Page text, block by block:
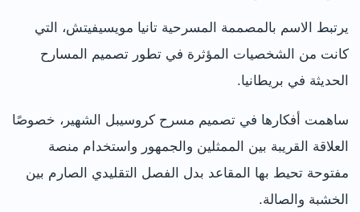
يرتبط الاسم بالمصممة المسرحية تانيا مويسيفيتش، التي
كانت من الشخصيات المؤثرة في تطور تصميم المسارح
الحديثة في بريطانيا.
ساهمت أفكارها في تصميم مسرح كروسيبل الشهير، خصوصًا
العلاقة القريبة بين الممثلين والجمهور واستخدام منصة
مفتوحة تحيط بها المقاعد بدل الفصل التقليدي الصارم بين
الخشبة والصالة.